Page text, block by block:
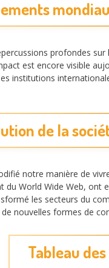
profondes
est encore visible
institutions
de la
notre manière de
du World Wide Web,
les secteurs du
nouvelles formes de
Tableau